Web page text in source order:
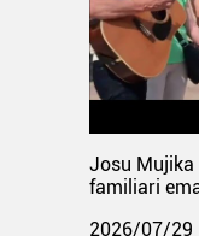
Josu Mujika
familiari
2026/07/29